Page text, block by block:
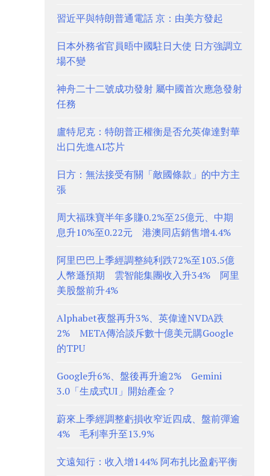
習近平與特朗普通電話 京：由美方發起
日本外務省官員晤中國駐日大使 日方強調立
場不變
神舟二十二號成功發射 屬中國首次應急發射
任務
盧特尼克：特朗普正權衡是否允英偉達對華
出口先進AI芯片
日方：無法接受有關「敵國條款」的中方主
張
周大福珠寶半年多賺0.2%至25億元、中期
息升10%至0.22元 港澳同店銷售增4.4%
阿里巴巴上季經調整純利跌72%至103.5億
人幣遜預期 雲智能集團收入升34% 阿里
美股盤前升4%
Alphabet夜盤再升3%、英偉達NVDA跌
2% META傳洽談斥數十億美元購Google
的TPU
Google升6%、盤後再升逾2% Gemini
3.0「生成式UI」開始產金？
蔚來上季經調整虧損收窄近四成、盤前彈逾
4% 毛利率升至13.9%
文遠知行：收入增144% 阿布扎比盈虧平衡